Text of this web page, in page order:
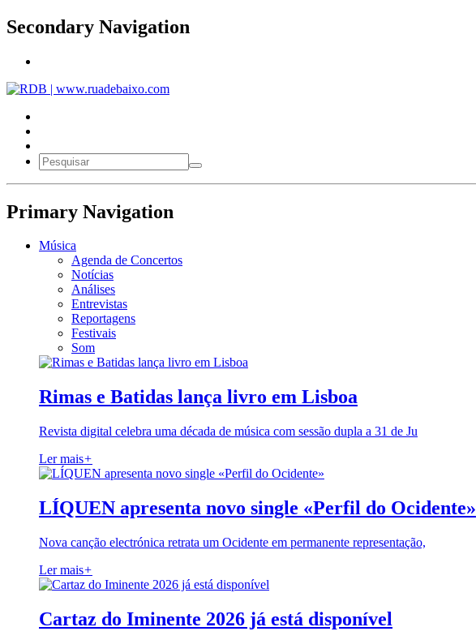
Secondary Navigation
Primary Navigation
Música
Agenda de Concertos
Notícias
Análises
Entrevistas
Reportagens
Festivais
Som
Rimas e Batidas lança livro em Lisboa
Revista digital celebra uma década de música com sessão dupla a 31 de Ju
Ler mais+
LÍQUEN apresenta novo single «Perfil do Ocidente»
Nova canção electrónica retrata um Ocidente em permanente representação,
Ler mais+
Cartaz do Iminente 2026 já está disponível